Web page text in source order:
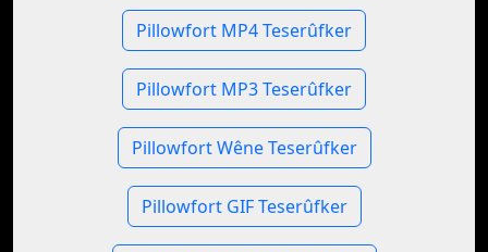
Pillowfort MP4 Teserûfker
Pillowfort MP3 Teserûfker
Pillowfort Wêne Teserûfker
Pillowfort GIF Teserûfker